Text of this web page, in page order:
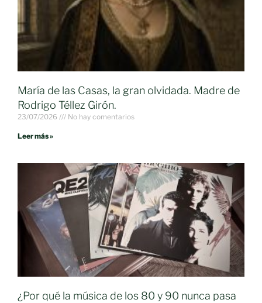
María de las Casas, la gran olvidada. Madre de
Rodrigo Téllez Girón.
23/07/2026 No hay comentarios
Leer más »
¿Por qué la música de los 80 y 90 nunca pasa